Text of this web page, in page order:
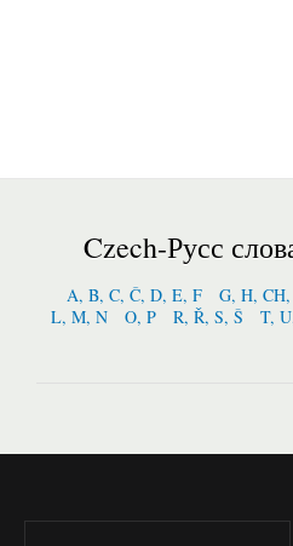
Czech-Русс
A, B, C, Č, D, E, F
G, H,
L, M, N
O, P R, Ř, S, Š T,